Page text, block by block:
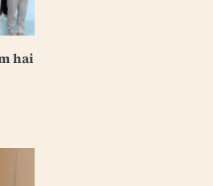
hai